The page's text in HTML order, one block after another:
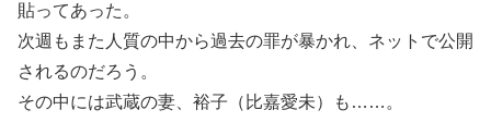
貼ってあった。
次週もまた人質の中から過去の罪が暴かれ、ネットで公開
されるのだろう。
その中には武蔵の妻、裕子（比嘉愛未）も……。